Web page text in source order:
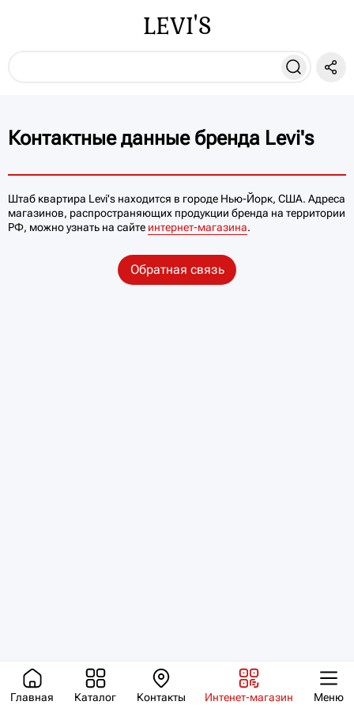
LEVI'S
Главная Каталог Контакты Интенет-магазин Меню
Контактные данные бренда Levi's
Штаб квартира Levi's находится в городе Нью-Йорк, США. Адреса
магазинов, распространяющих продукции бренда на территории
РФ, можно узнать на сайте интернет-магазина.
Обратная связь